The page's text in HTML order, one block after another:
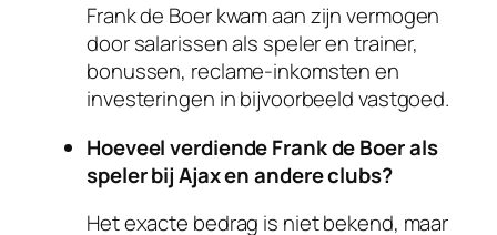
Frank de Boer kwam aan zijn vermogen
door salarissen als speler en trainer,
bonussen, reclame-inkomsten en
investeringen in bijvoorbeeld vastgoed.
Hoeveel verdiende Frank de Boer als
speler bij Ajax en andere clubs?
Het exacte bedrag is niet bekend, maar